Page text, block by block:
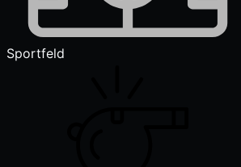
Sportfeld